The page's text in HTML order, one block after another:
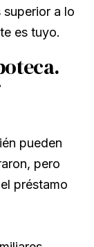
superior a lo
es tuyo.
pueden
pero
el préstamo